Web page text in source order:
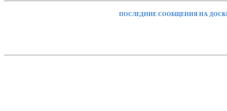
ПОСЛЕДНИЕ СООБЩЕНИЯ НА